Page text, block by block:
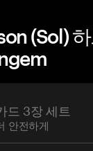
(Sol)
드 3장 세트
안전하게